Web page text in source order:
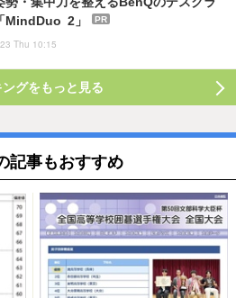
MindDuo 2」
PR
Thu 10:15
ングをもっと見る
記事もおすすめ